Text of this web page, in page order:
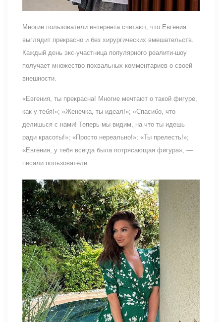
Многие пользователи интернета считают, что Евгения
выглядит прекрасно и без хирургических вмешательств.
Каждый день экс-участница популярного реалити-шоу
получает множество похвальных комментариев о своей
внешности.
«Евгения, ты прекрасна! Многие мечтают о такой фигуре,
как у тебя!»; «Женечка, ты идеал!»; «Спасибо, что
делишься с нами! Теперь мы видим, на что ты идешь
ради красоты!»; «Просто нереально!»; «Ты прелесть!»;
«Евгения, у тебя всегда была потрясающая фигура», —
писали пользователи.